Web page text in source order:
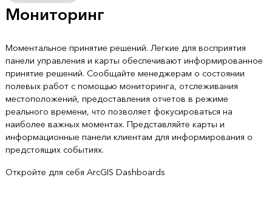
Мониторинг
Моментальное принятие решений. Легкие для восприятия
панели управления и карты обеспечивают информированное
принятие решений. Сообщайте менеджерам о состоянии
полевых работ с помощью мониторинга, отслеживания
местоположений, предоставления отчетов в режиме
реального времени, что позволяет фокусироваться на
наиболее важных моментах. Представляйте карты и
информационные панели клиентам для информирования о
предстоящих событиях.
Откройте для себя ArcGIS Dashboards